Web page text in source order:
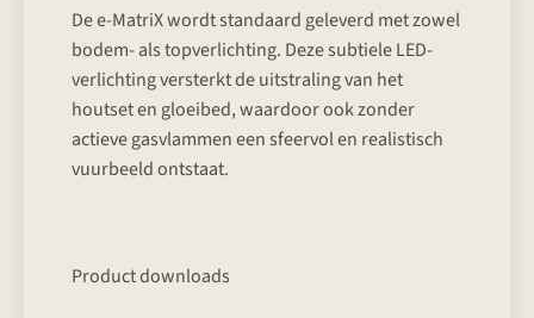
De e-MatriX wordt standaard geleverd met zowel
bodem- als topverlichting. Deze subtiele LED-
verlichting versterkt de uitstraling van het
houtset en gloeibed, waardoor ook zonder
actieve gasvlammen een sfeervol en realistisch
vuurbeeld ontstaat.
Product downloads